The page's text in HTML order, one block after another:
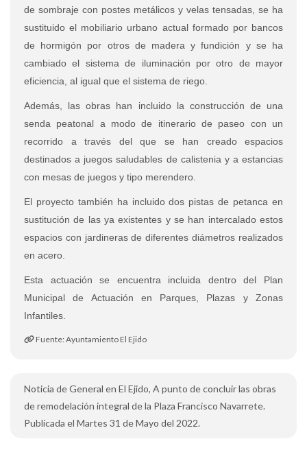
de sombraje con postes metálicos y velas tensadas, se ha
sustituido el mobiliario urbano actual formado por bancos
de hormigón por otros de madera y fundición y se ha
cambiado el sistema de iluminación por otro de mayor
eficiencia, al igual que el sistema de riego.
Además, las obras han incluido la construcción de una
senda peatonal a modo de itinerario de paseo con un
recorrido a través del que se han creado espacios
destinados a juegos saludables de calistenia y a estancias
con mesas de juegos y tipo merendero.
El proyecto también ha incluido dos pistas de petanca en
sustitución de las ya existentes y se han intercalado estos
espacios con jardineras de diferentes diámetros realizados
en acero.
Esta actuación se encuentra incluida dentro del Plan
Municipal de Actuación en Parques, Plazas y Zonas
Infantiles.
Fuente: Ayuntamiento El Ejido
Noticia de General en El Ejido, A punto de concluir las obras
de remodelación integral de la Plaza Francisco Navarrete.
Publicada el Martes 31 de Mayo del 2022.